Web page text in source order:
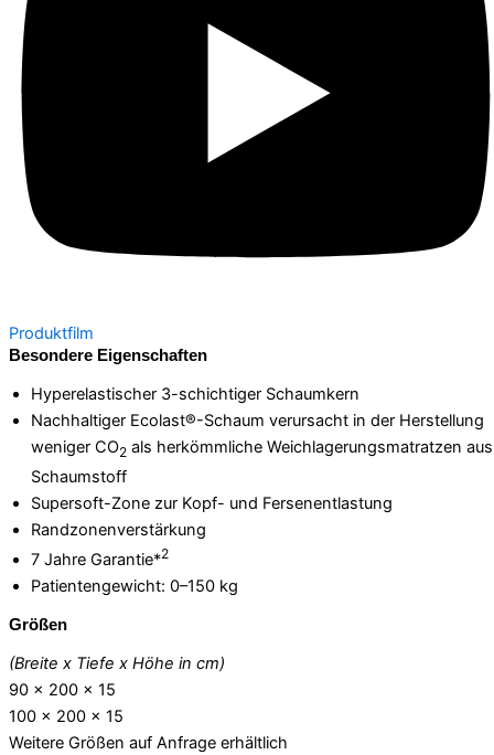
Produktfilm
Besondere Eigenschaften
Hyperelastischer 3-schichtiger Schaumkern
Nachhaltiger Ecolast®-Schaum verursacht in der Herstellung
weniger CO2 als herkömmliche Weichlagerungsmatratzen aus
Schaumstoff
Supersoft-Zone zur Kopf- und Fersenentlastung
Randzonenverstärkung
7 Jahre Garantie*2
Patientengewicht: 0–150 kg
Größen
(Breite x Tiefe x Höhe in cm)
90 x 200 x 15
100 x 200 x 15
Weitere Größen auf Anfrage erhältlich